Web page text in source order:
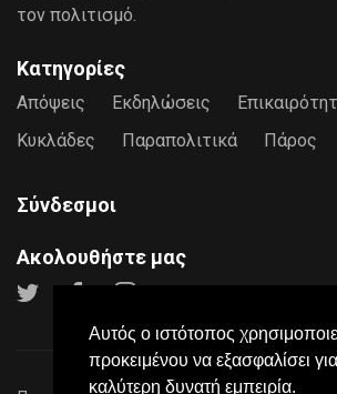
Αυτός ο ιστότοπος
προκειμένου να εξασφαλίσει
καλύτερη δυνατή εμπειρία.
τον πολιτισμό.
Κατηγορίες
Απόψεις Εκδηλώσεις
Κυκλάδες
Παραπολιτικά Πάρος
Σύνδεσμοι
Ακολουθήστε μας